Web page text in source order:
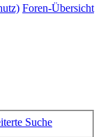
Foren-Übersicht
Suche